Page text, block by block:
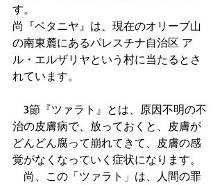
す。
尚『ベタニヤ』は、現在のオリーブ山
の南東麓にあるパレスチナ自治区 ア
ル・エルザリヤという村に当たるとさ
れています。
3節『ツァラト』とは、原因不明の不
治の皮膚病で、放っておくと、皮膚が
どんどん腐って崩れてきて、皮膚の感
覚がなくなっていく症状になります。
尚、この「ツァラト」は、人間の罪